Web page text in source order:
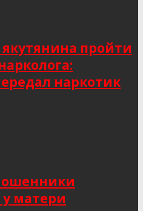
якутянина пройти
наркотик
матери